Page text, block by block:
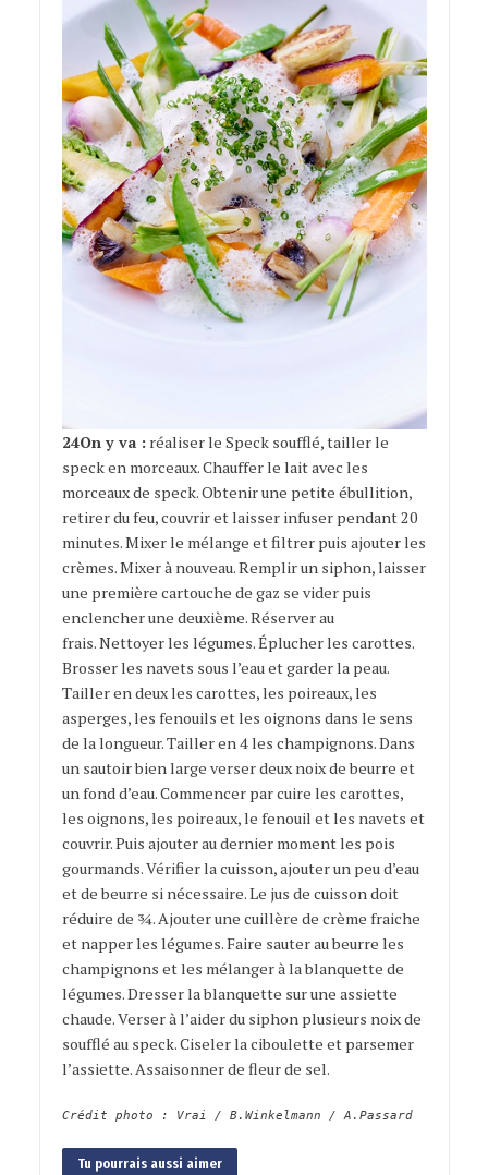
24On y va : réaliser le Speck soufflé, tailler le
speck en morceaux. Chauffer le lait avec les
morceaux de speck. Obtenir une petite ébullition,
retirer du feu, couvrir et laisser infuser pendant 20
minutes. Mixer le mélange et filtrer puis ajouter les
crèmes. Mixer à nouveau. Remplir un siphon, laisser
une première cartouche de gaz se vider puis
enclencher une deuxième. Réserver au
frais. Nettoyer les légumes. Éplucher les carottes.
Brosser les navets sous l’eau et garder la peau.
Tailler en deux les carottes, les poireaux, les
asperges, les fenouils et les oignons dans le sens
de la longueur. Tailler en 4 les champignons. Dans
un sautoir bien large verser deux noix de beurre et
un fond d’eau. Commencer par cuire les carottes,
les oignons, les poireaux, le fenouil et les navets et
couvrir. Puis ajouter au dernier moment les pois
gourmands. Vérifier la cuisson, ajouter un peu d’eau
et de beurre si nécessaire. Le jus de cuisson doit
réduire de ¾. Ajouter une cuillère de crème fraiche
et napper les légumes. Faire sauter au beurre les
champignons et les mélanger à la blanquette de
légumes. Dresser la blanquette sur une assiette
chaude. Verser à l’aider du siphon plusieurs noix de
soufflé au speck. Ciseler la ciboulette et parsemer
l’assiette. Assaisonner de fleur de sel.
Crédit photo : Vrai / B.Winkelmann / A.Passard
Tu pourrais aussi aimer